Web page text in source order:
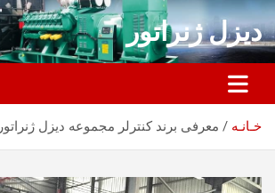
به
محتوا
برویددیزل ژنراتور
خـانـه معرفی برند کنترلر مجموعه دیزل ژنراتور